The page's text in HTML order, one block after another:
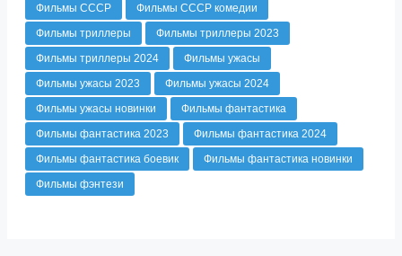
Фильмы СССР
Фильмы СССР комедии
Фильмы триллеры
Фильмы триллеры 2023
Фильмы триллеры 2024
Фильмы ужасы
Фильмы ужасы 2023
Фильмы ужасы 2024
Фильмы ужасы новинки
Фильмы фантастика
Фильмы фантастика 2023
Фильмы фантастика 2024
Фильмы фантастика боевик
Фильмы фантастика новинки
Фильмы фэнтези